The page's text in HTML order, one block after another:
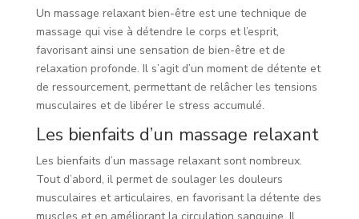
Un massage relaxant bien-être est une technique de
massage qui vise à détendre le corps et l’esprit,
favorisant ainsi une sensation de bien-être et de
relaxation profonde. Il s’agit d’un moment de détente et
de ressourcement, permettant de relâcher les tensions
musculaires et de libérer le stress accumulé.
Les bienfaits d’un massage relaxant
Les bienfaits d’un massage relaxant sont nombreux.
Tout d’abord, il permet de soulager les douleurs
musculaires et articulaires, en favorisant la détente des
muscles et en améliorant la circulation sanguine. Il